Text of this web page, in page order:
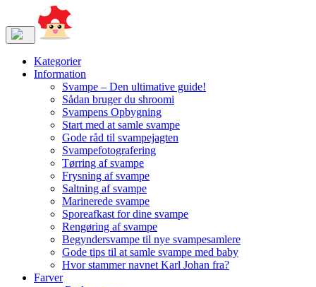
Kategorier
Information
Svampe – Den ultimative guide!
Sådan bruger du shroomi
Svampens Opbygning
Start med at samle svampe
Gode råd til svampejagten
Svampefotografering
Tørring af svampe
Frysning af svampe
Saltning af svampe
Marinerede svampe
Sporeafkast for dine svampe
Rengøring af svampe
Begyndersvampe til nye svampesamlere
Gode tips til at samle svampe med baby
Hvor stammer navnet Karl Johan fra?
Farver